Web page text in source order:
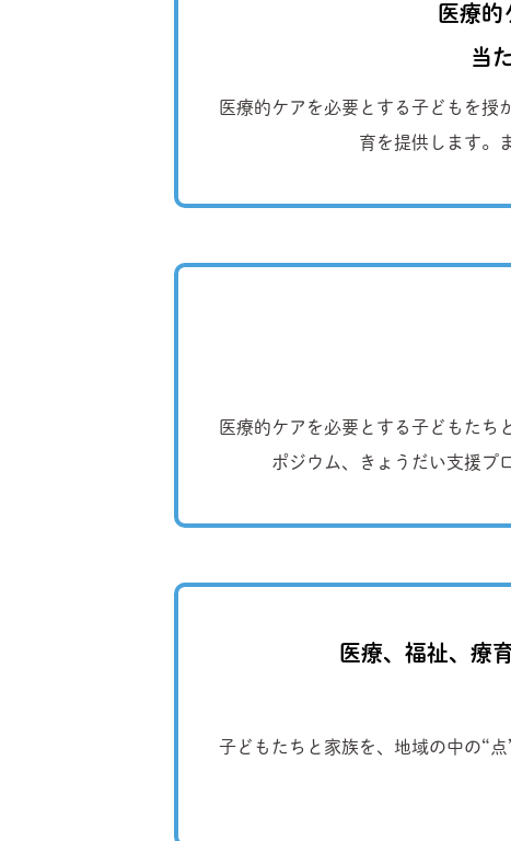
医療的
当
医療的ケアを必要とする子どもを授
育を提供します。
医療的ケアを必要とする子どもたち
ポジウム、きょうだい支援プ
医療、福祉、療
子どもたちと家族を、地域の中の“